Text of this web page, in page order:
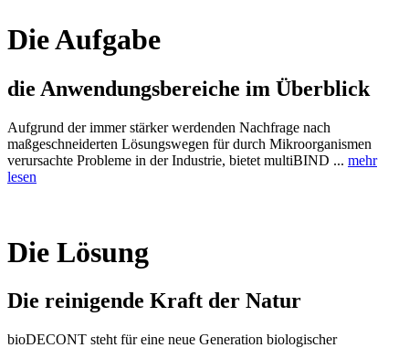
Die Aufgabe
die Anwendungsbereiche im Überblick
Aufgrund der immer stärker werdenden Nachfrage nach
maßgeschneiderten Lösungswegen für durch Mikroorganismen
verursachte Probleme in der Industrie, bietet multiBIND ... mehr
lesen
Die Lösung
Die reinigende Kraft der Natur
bioDECONT steht für eine neue Generation biologischer